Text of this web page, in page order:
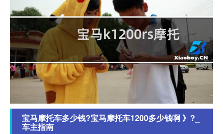
宝马摩托车多少钱?宝马摩托车1200多少钱啊 》?_
车主指南